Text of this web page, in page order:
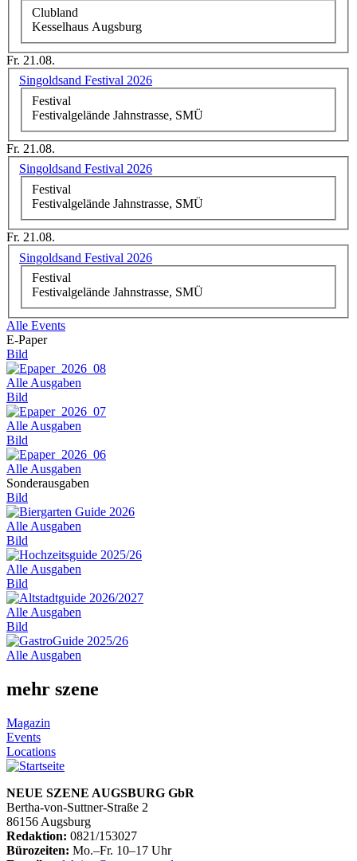
Clubland
Kesselhaus Augsburg
Fr. 21.08.
Singoldsand Festival 2026
Festival
Festivalgelände Jahnstrasse, SMÜ
Fr. 21.08.
Singoldsand Festival 2026
Festival
Festivalgelände Jahnstrasse, SMÜ
Fr. 21.08.
Singoldsand Festival 2026
Festival
Festivalgelände Jahnstrasse, SMÜ
Alle Events
E-Paper
Bild
Alle Ausgaben
Bild
Alle Ausgaben
Bild
Alle Ausgaben
Sonderausgaben
Bild
Alle Ausgaben
Bild
Alle Ausgaben
Bild
Alle Ausgaben
Bild
Alle Ausgaben
mehr szene
Magazin
Events
Locations
NEUE SZENE AUGSBURG GbR
Bertha-von-Suttner-Straße 2
86156 Augsburg
Redaktion: 0821/153027
Bürozeiten: Mo.–Fr. 10–17 Uhr